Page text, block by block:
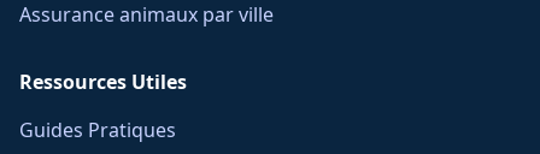
Assurance animaux par ville
Ressources Utiles
Guides Pratiques